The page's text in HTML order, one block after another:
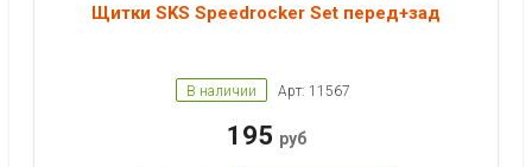
Щитки SKS Speedrocker Set перед+зад
В наличии Арт: 11567
195 руб